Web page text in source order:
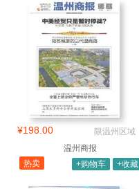
¥198.00
限温州区域
温州商报
热卖
+购物车 +收藏